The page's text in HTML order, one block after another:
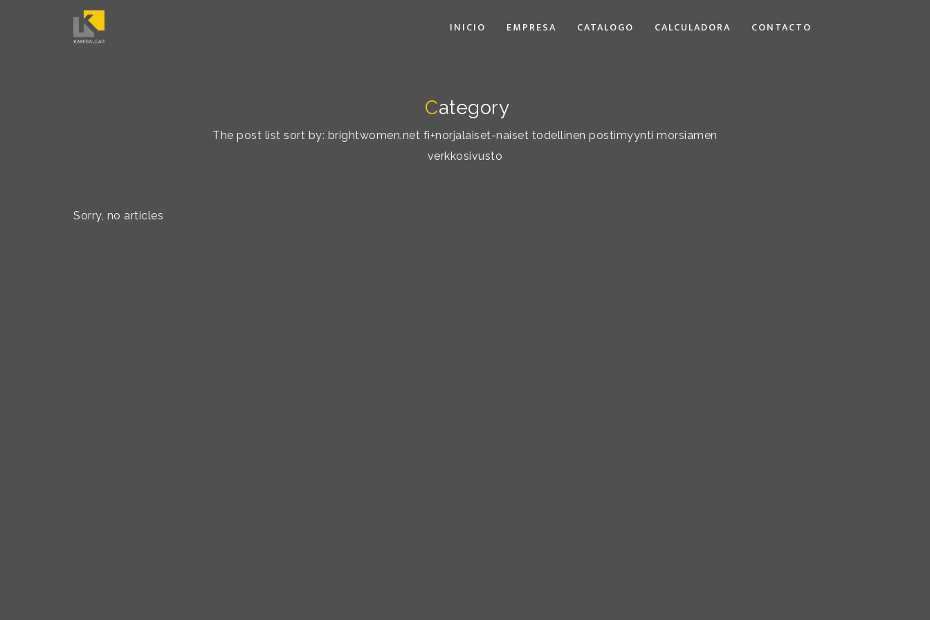
INICIO EMPRESA CATALOGO CALCULADORA CONTACTO
Category
The post list sort by: brightwomen.net fi+norjalaiset-naiset todellinen postimyynti morsiamen
verkkosivusto
Sorry, no articles